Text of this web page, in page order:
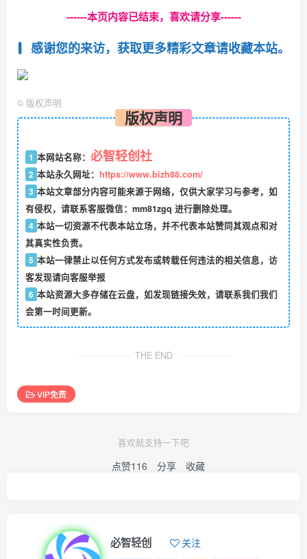
------本页内容已结束，喜欢请分享------
感谢您的来访，获取更多精彩文章请收藏本站。
© 版权声明
版权声明
1 本网站名称： 必智轻创社
2 本站永久网址： https://www.bizh88.com/
3 本站文章部分内容可能来源于网络，仅供大家学习与参考，如
有侵权，请联系客服微信：mm81zgq 进行删除处理。
4 本站一切资源不代表本站立场，并不代表本站赞同其观点和对
其真实性负责。
5 本站一律禁止以任何方式发布或转载任何违法的相关信息，访
客发现请向客服举报
6 本站资源大多存储在云盘，如发现链接失效，请联系我们我们
会第一时间更新。
THE END
VIP免费
喜欢就支持一下吧
点赞116 分享 收藏
必智轻创 关注